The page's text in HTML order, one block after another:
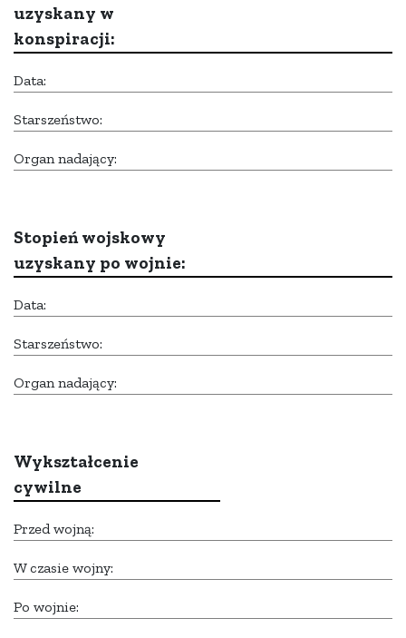
uzyskany w
konspiracji:
Data:
Starszeństwo:
Organ nadający:
Stopień wojskowy
uzyskany po wojnie:
Data:
Starszeństwo:
Organ nadający:
Wykształcenie
cywilne
Przed wojną:
W czasie wojny:
Po wojnie: